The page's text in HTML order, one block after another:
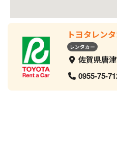
トヨタレン
レンタカー
佐賀県唐
0955-75-